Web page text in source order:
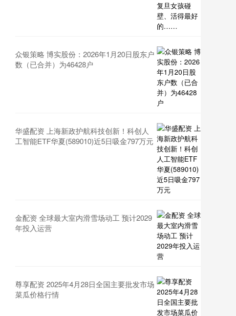
众银策略 博实股份：2026年1月20日股东户
数（已合并）为46428户
华盛配资 上海新政护航科技创新！科创人
工智能ETF华夏(589010)近5日吸金797万元
金配资 全球最大室内滑雪场动工 预计2029
年投入运营
尊享配资 2025年4月28日全国主要批发市场
菜瓜价格行情